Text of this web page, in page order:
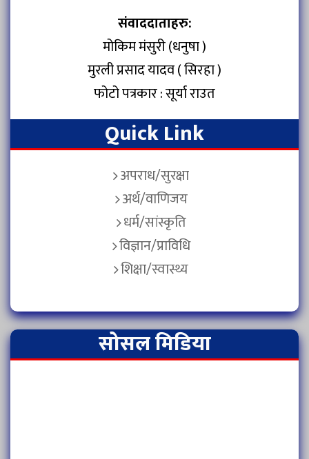
संवाददाताहरु:
मोकिम मंसुरी (धनुषा )
मुरली प्रसाद यादव ( सिरहा )
फोटो पत्रकार : सूर्या राउत
Quick Link
अपराध/सुरक्षा
अर्थ/वाणिजय
धर्म/सांस्कृति
विज्ञान/प्राविधि
शिक्षा/स्वास्थ्य
सोसल मिडिया